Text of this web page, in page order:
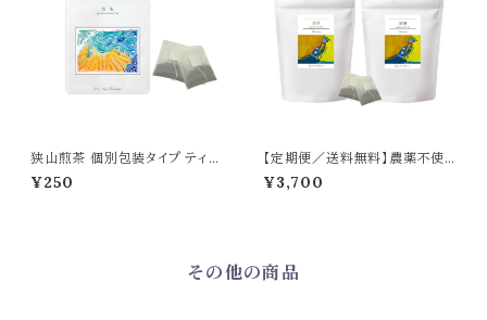
狭山煎茶 個別包装タイプ ティー
バッグ２包入り／Sencha, Indiv
idually Wrapped - 2 Tea Ba
¥250
【定期便／送料無料】農薬不使
用の煎茶ティーバッグ18個入り×
2セット/Pesticide-Free Sen
¥3,700
その他の商品